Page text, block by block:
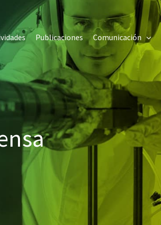
Publicaciones Comunicación